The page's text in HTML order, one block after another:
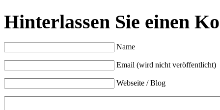
Hinterlassen Sie einen
Name
Email (wird nicht veröffentlicht)
Webseite / Blog